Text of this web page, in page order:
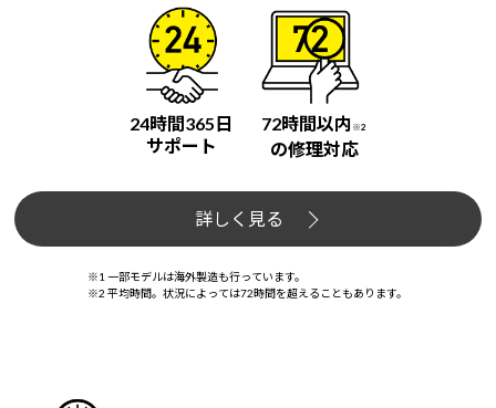
24時間365日
サポート
72時間以内 ※2
の修理対応
詳しく見る
※1 一部モデルは海外製造も行っています。
※2 平均時間。状況によっては72時間を超えることもあります。